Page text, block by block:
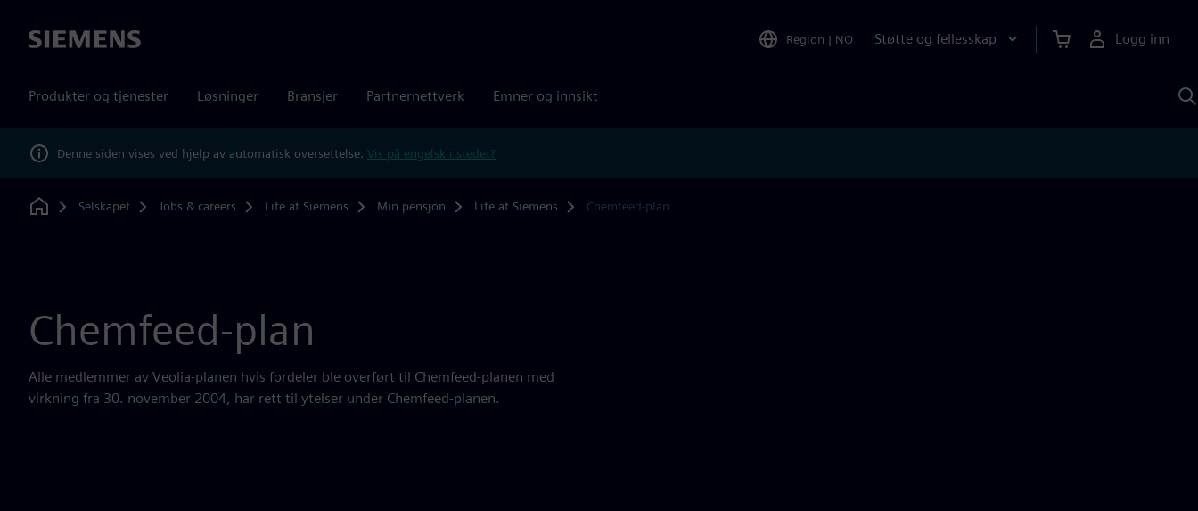
Siemens Region | NO Støtte og fellesskap Logg inn
Produkter og tjenester Løsninger Bransjer Partnernettverk Emner og innsikt
Denne siden vises ved hjelp av automatisk oversettelse. Vis på engelsk i stedet?
Home
Selskapet Jobs & careers Life at Siemens Min pensjon Life at Siemens Chemfeed-plan
Chemfeed-plan
Alle medlemmer av Veolia-planen hvis fordeler ble overført til Chemfeed-planen med
virkning fra 30. november 2004, har rett til ytelser under Chemfeed-planen.